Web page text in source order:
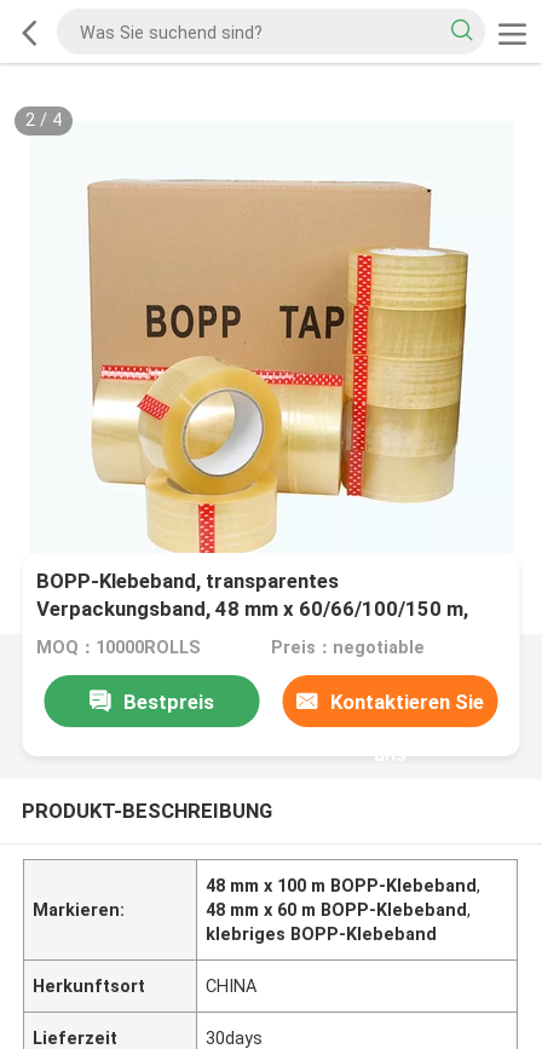
2/ 4
BOPP-Klebeband, transparentes
Verpackungsband, 48 mm x 60/66/100/150 m,
klebrige Verpackung, Verschlussbox
MOQ：10000ROLLS Preis：negotiable
Bestpreis Kontaktieren Sie
uns
PRODUKT-BESCHREIBUNG
Markieren:
48 mm x 100 m BOPP-Klebeband,
48 mm x 60 m BOPP-Klebeband,
klebriges BOPP-Klebeband
Herkunftsort CHINA
Lieferzeit 30days